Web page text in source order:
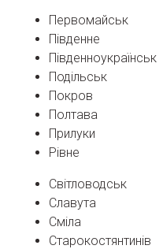
Первомайськ
Південне
Південноукраїнськ
Подільськ
Покров
Полтава
Прилуки
Рівне
Світловодськ
Славута
Сміла
Старокостянтинів